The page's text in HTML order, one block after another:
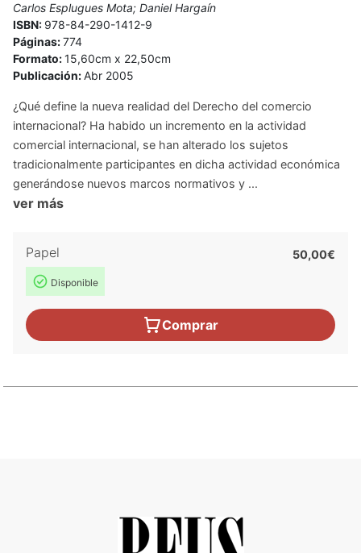
Carlos Esplugues Mota; Daniel Hargaín
ISBN: 978-84-290-1412-9
Páginas:774
Formato:15,60cm x 22,50cm
Publicación:Abr 2005
¿Qué define la nueva realidad del Derecho del comercio
internacional? Ha habido un incremento en la actividad
comercial internacional, se han alterado los sujetos
tradicionalmente participantes en dicha actividad económica
generándose nuevos marcos normativos y ...
ver más
Papel
Disponible
50,00€
Comprar